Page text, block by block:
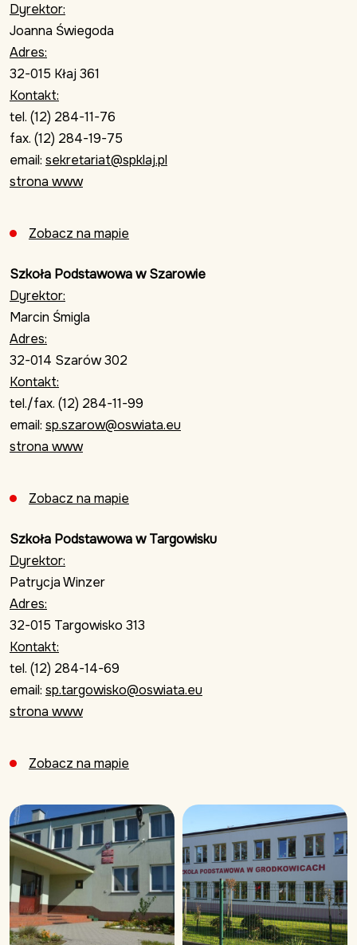
Dyrektor:
Joanna Świegoda
Adres:
32-015 Kłaj 361
Kontakt:
tel. (12) 284-11-76
fax. (12) 284-19-75
email: sekretariat@spklaj.pl
strona www
Zobacz na mapie
Szkoła Podstawowa w Szarowie
Dyrektor:
Marcin Śmigla
Adres:
32-014 Szarów 302
Kontakt:
tel./fax. (12) 284-11-99
email: sp.szarow@oswiata.eu
strona www
Zobacz na mapie
Szkoła Podstawowa w Targowisku
Dyrektor:
Patrycja Winzer
Adres:
32-015 Targowisko 313
Kontakt:
tel. (12) 284-14-69
email: sp.targowisko@oswiata.eu
strona www
Zobacz na mapie